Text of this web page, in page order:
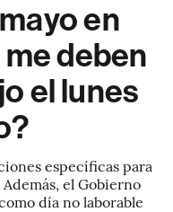
en
deben
el lunes
específicas para
el Gobierno
día no laborable